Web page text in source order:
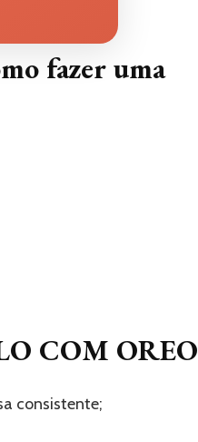
fazer uma
COM OREO
consistente;